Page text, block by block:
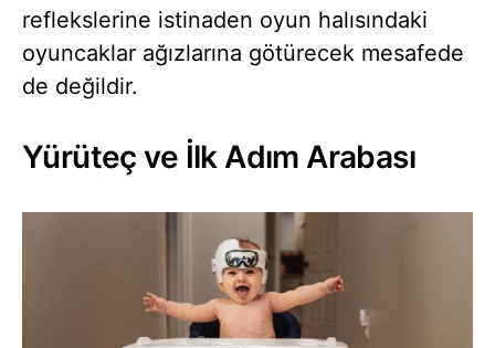
reflekslerine istinaden oyun halısındaki
oyuncaklar ağızlarına götürecek mesafede
de değildir.
Yürüteç ve İlk Adım Arabası